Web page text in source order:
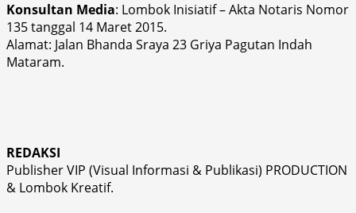
Konsultan Media: Lombok Inisiatif – Akta Notaris Nomor
135 tanggal 14 Maret 2015.
Alamat: Jalan Bhanda Sraya 23 Griya Pagutan Indah
Mataram.
REDAKSI
Publisher VIP (Visual Informasi & Publikasi) PRODUCTION
& Lombok Kreatif.